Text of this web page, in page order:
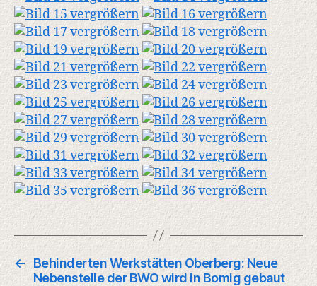
←
Behinderten Werkstätten Oberberg: Neue
Nebenstelle der BWO wird in Bomig gebaut